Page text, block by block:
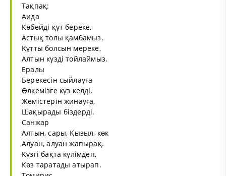
Тақпақ:
Аида
Көбейді құт береке,
Астық толы қамбамыз.
Құтты болсын мереке,
Алтын күзді тойлаймыз.
Ералы
Берекесін сыйлауға
Өлкемізге күз келді.
Жемістерін жинауға,
Шақырады біздерді.
Санжар
Алтын, сары, Қызыл, көк
Алуан, алуан жапырақ.
Күзгі бақта күлімдеп,
Көз таратады атырап.